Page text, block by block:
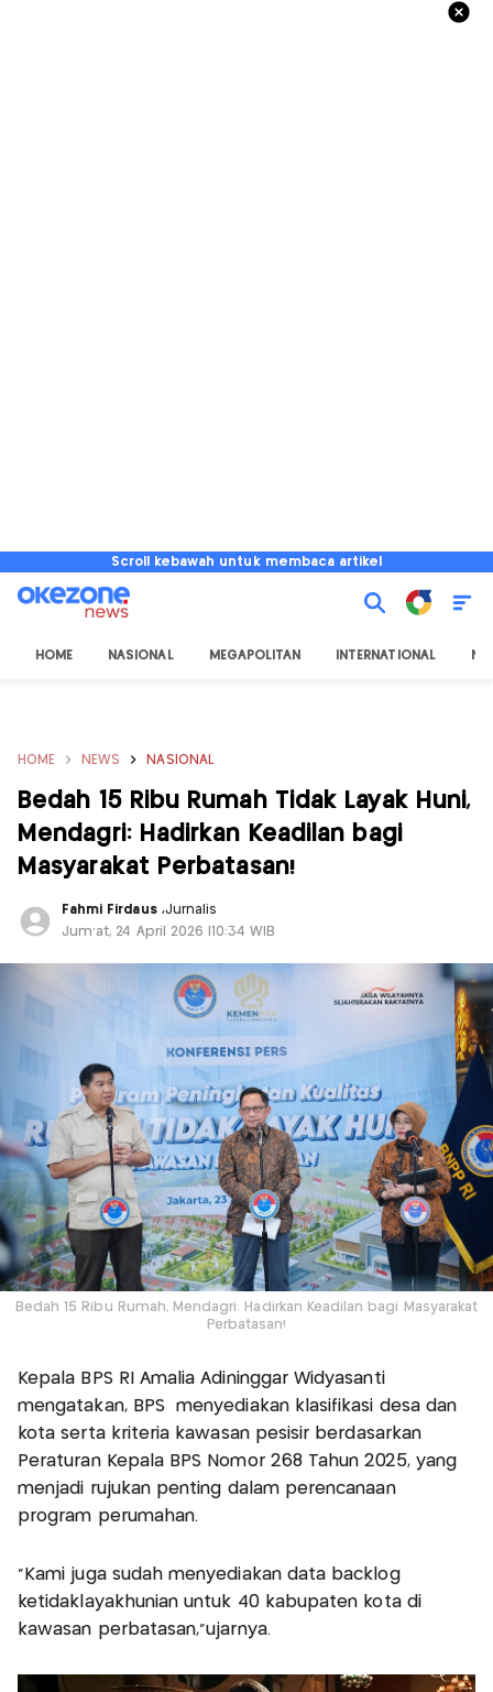
Scroll kebawah untuk membaca artikel
HOME NASIONAL MEGAPOLITAN INTERNATIONAL
HOME NEWS NASIONAL
Bedah 15 Ribu Rumah Tidak Layak Huni,
Mendagri: Hadirkan Keadilan bagi
Masyarakat Perbatasan!
Fahmi Firdaus ,Jurnalis
Jum'at, 24 April 2026 |10:34 WIB
Bedah 15 Ribu Rumah, Mendagri: Hadirkan Keadilan bagi Masyarakat
Perbatasan!
Kepala BPS RI Amalia Adininggar Widyasanti
mengatakan, BPS menyediakan klasifikasi desa dan
kota serta kriteria kawasan pesisir berdasarkan
Peraturan Kepala BPS Nomor 268 Tahun 2025, yang
menjadi rujukan penting dalam perencanaan
program perumahan.
“Kami juga sudah menyediakan data backlog
ketidaklayakhunian untuk 40 kabupaten kota di
kawasan perbatasan,”ujarnya.